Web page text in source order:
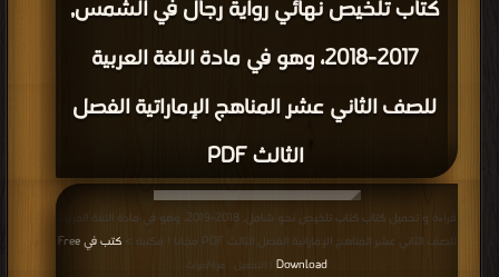
كتاب تلخيص نهائي رواية رجال في الشمس,
2017-2018، وهو في مادة اللغة العربية
للصف الثاني عشر المناهج الإماراتية الفصل
الثالث PDF
قراءة و تحميل كتاب كتاب تلخيص نحو شامل, 2018-2019، وهو في مادة اللغة العربية
للصف الثاني عشر المناهج الإماراتية الفصل الثالث PDF مجانا | مكتبة >
كتب في Free
Download | التحميل : مرة/مرات